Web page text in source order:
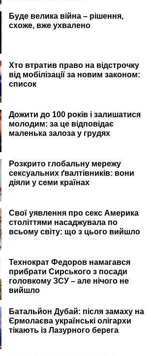
Буде велика війна – рішення,
схоже, вже ухвалено
Хто втратив право на відстрочку
від мобілізації за новим законом:
список
Дожити до 100 років і залишатися
молодим: за це відповідає
маленька залоза у грудях
Розкрито глобальну мережу
сексуальних ґвалтівників: вони
діяли у семи країнах
Свої уявлення про секс Америка
століттями насаджувала по
всьому світу: що з цього вийшло
Технократ Федоров намагався
прибрати Сирського з посади
головкому ЗСУ – але нічого не
вийшло
Батальйон Дубай: після замаху на
Єрмолаєва українські олігархи
тікають із Лазурного берега